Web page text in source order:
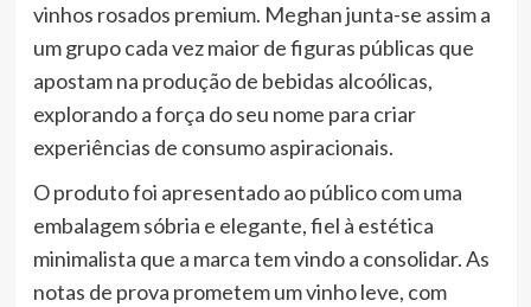
vinhos rosados premium. Meghan junta-se assim a
um grupo cada vez maior de figuras públicas que
apostam na produção de bebidas alcoólicas,
explorando a força do seu nome para criar
experiências de consumo aspiracionais.
O produto foi apresentado ao público com uma
embalagem sóbria e elegante, fiel à estética
minimalista que a marca tem vindo a consolidar. As
notas de prova prometem um vinho leve, com